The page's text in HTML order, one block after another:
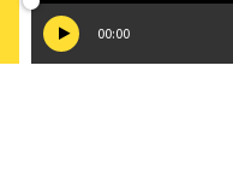
00:00